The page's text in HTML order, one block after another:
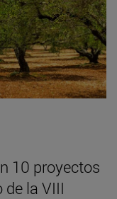
10 proyectos
de la VIII